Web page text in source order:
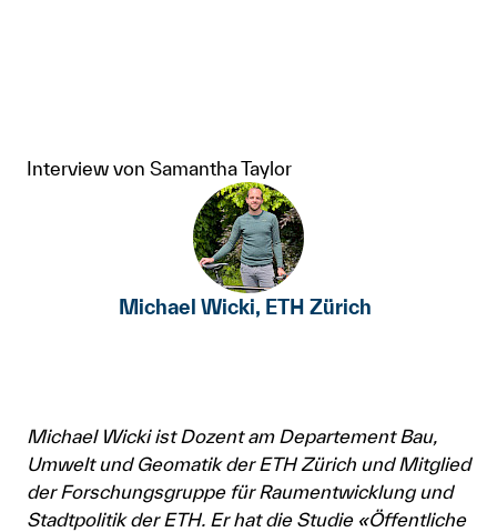
Interview von Samantha Taylor
Michael Wicki, ETH Zürich
Michael Wicki ist Dozent am Departement Bau,
Umwelt und Geomatik der ETH Zürich und Mitglied
der Forschungsgruppe für Raumentwicklung und
Stadtpolitik der ETH. Er hat die Studie «Öffentliche